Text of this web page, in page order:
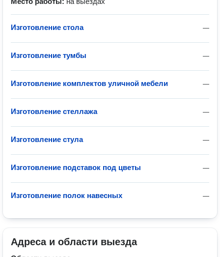
—
Изготовление стола
—
Изготовление тумбы
—
Изготовление комплектов уличной мебели
—
Изготовление стеллажа
—
Изготовление стула
—
Изготовление подставок под цветы
—
Изготовление полок навесных
Адреса и области выезда